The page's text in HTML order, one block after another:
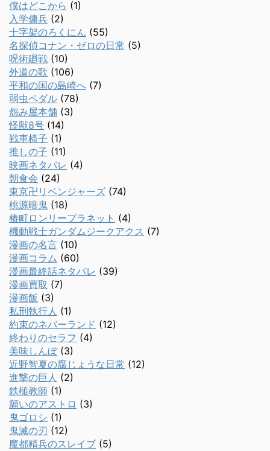
僕はどこから (1)
入学傭兵 (2)
十字架のろくにん (55)
名探偵コナン・ゼロの日常 (5)
呪術廻戦 (10)
外道の歌 (106)
平和の国の島崎へ (7)
弱虫ペダル (78)
怨み屋本舗 (3)
怪獣8号 (14)
戦車椅子 (1)
推しの子 (11)
映画ネタバレ (4)
朝食会 (24)
東京卍リベンジャーズ (74)
桃源暗鬼 (18)
椿町ロンリープラネット (4)
機動戦士ガンダムジークアクス (7)
漫画の名言 (10)
漫画コラム (60)
漫画最終話ネタバレ (39)
漫画買取 (7)
漫画飯 (3)
私刑執行人 (1)
約束のネバーランド (12)
終わりのセラフ (4)
美味しんぼ(3)
近野智夏の腐じょうな日常 (12)
進撃の巨人 (2)
鉄槌教師 (1)
願いのアストロ (3)
鬼ゴロシ (1)
鬼滅の刃 (12)
魔都精兵のスレイブ (5)